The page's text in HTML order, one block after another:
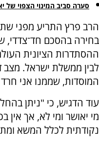
סערה סביב המינוי הצפוי של
הרב פרץ התריע מפני
בחירה בהסכם חד־צדדי,
ההסתדרות הציונית
לבין ממשלת ישראל.
המוסדות, שממנו אני
עוד הדגיש, כי "ניתן
מי יאושר ומי לא, אך
נקודתית לכלל המשא